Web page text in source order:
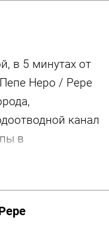
в 5 минутах от
Неро / Pepe
канал
в
встретить